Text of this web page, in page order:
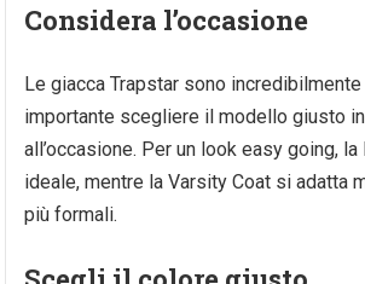
Considera l’occasione
Le giacca Trapstar sono
importante scegliere il modello giusto
all’occasione. Per un look easy going,
ideale, mentre la Varsity Coat si adatta
più formali.